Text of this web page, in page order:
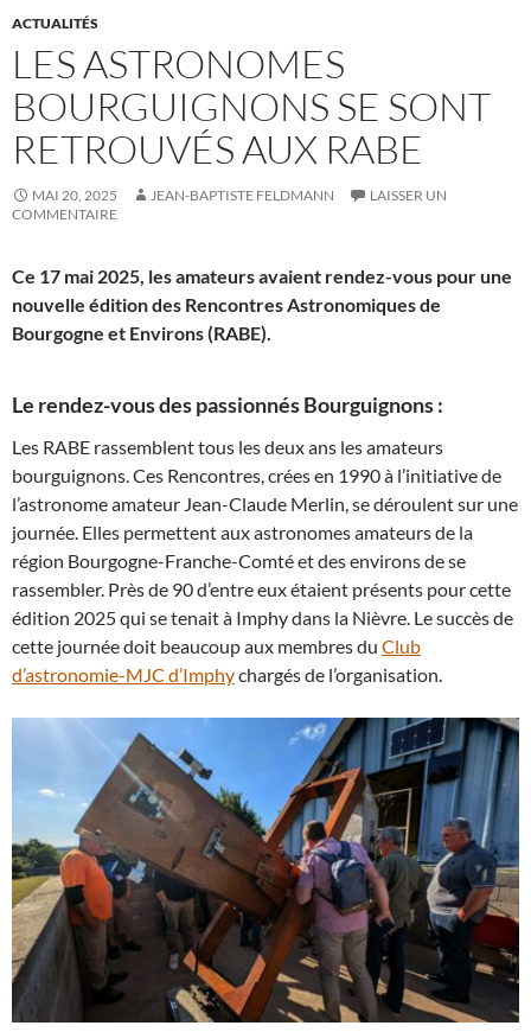
ACTUALITÉS
LES ASTRONOMES
BOURGUIGNONS SE SONT
RETROUVÉS AUX RABE
MAI 20, 2025 JEAN-BAPTISTE FELDMANN
LAISSER UN
COMMENTAIRE
Ce 17 mai 2025, les amateurs avaient rendez-vous pour une
nouvelle édition des Rencontres Astronomiques de
Bourgogne et Environs (RABE).
Le rendez-vous des passionnés Bourguignons :
Les RABE rassemblent tous les deux ans les amateurs
bourguignons. Ces Rencontres, crées en 1990 à l’initiative de
l’astronome amateur Jean-Claude Merlin, se déroulent sur une
journée. Elles permettent aux astronomes amateurs de la
région Bourgogne-Franche-Comté et des environs de se
rassembler. Près de 90 d’entre eux étaient présents pour cette
édition 2025 qui se tenait à Imphy dans la Nièvre. Le succès de
cette journée doit beaucoup aux membres du Club
d’astronomie-MJC d’Imphychargés de l’organisation.